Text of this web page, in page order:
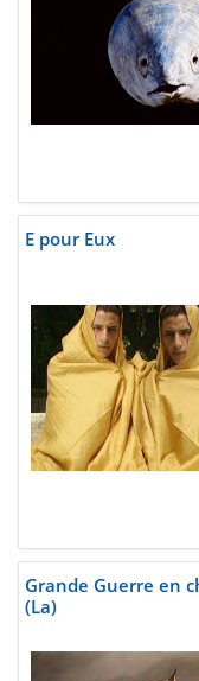
E pour Eux
Grande Guerre en
(La)